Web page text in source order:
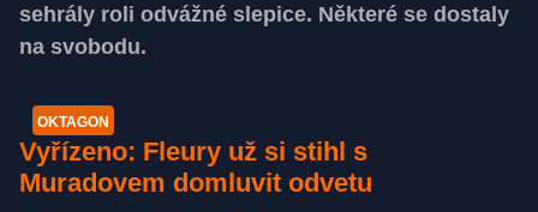
sehrály roli odvážné slepice. Některé se dostaly
na svobodu.
OKTAGON
Vyřízeno: Fleury už si stihl s
Muradovem domluvit odvetu